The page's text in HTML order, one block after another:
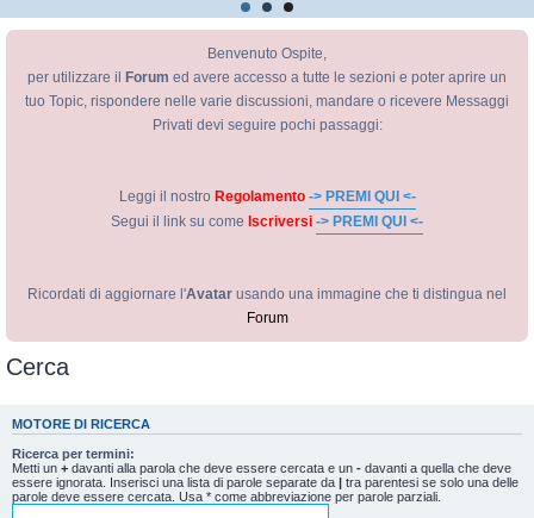
Benvenuto Ospite,
per utilizzare il
Forum ed avere accesso a tutte le sezioni e poter aprire un
tuo Topic, rispondere nelle varie discussioni, mandare o ricevere Messaggi
Privati devi seguire pochi passaggi:
Leggi il nostro Regolamento -> PREMI QUI <-
Segui il link su come Iscriversi -> PREMI QUI <-
Ricordati di aggiornare l'Avatar usando una immagine che ti distingua nel
Forum
Cerca
MOTORE DI RICERCA
Ricerca per termini:
Metti un + davanti alla parola che deve essere cercata e un - davanti a quella che deve
essere ignorata. Inserisci una lista di parole separate da | tra parentesi se solo una delle
parole deve essere cercata. Usa * come abbreviazione per parole parziali.